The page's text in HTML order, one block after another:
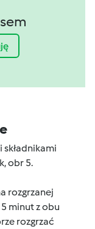
składnikami
obr 5.
rozgrzanej
minut z obu
rozgrzać